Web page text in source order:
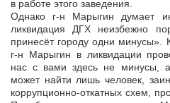
в работе этого заведения.
Однако г-н Марыгин думает
ликвидация ДГХ неизбежно
принесёт городу одни минусы».
г-н Марыгин в ликвидации
нас с вами здесь не минусы,
может найти лишь человек,
коррупционно-откатных схем,